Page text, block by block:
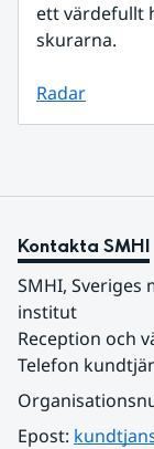
ett värdefullt
skurarna.
Radar
Kontakta SMHI
SMHI,
institut
Reception och
Telefon
Epost: